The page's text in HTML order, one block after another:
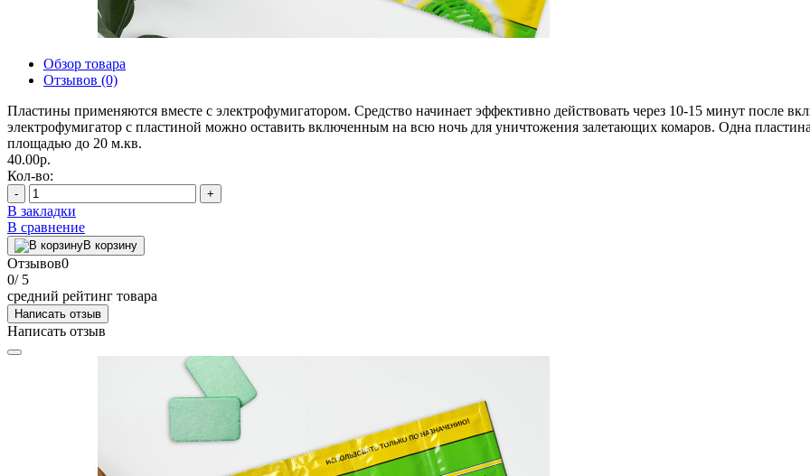
Обзор товара
Отзывов (0)
Пластины применяются вместе с электрофумигатором. Средство начинает эффективно действовать через 10-15 минут после
электрофумигатор с плаcтиной можно оставить включенным на всю ночь для уничтожения залетающих комаров. Одна
площадью до 20 м.кв.
40.00р.
Кол-во:
- +
В закладки
В сравнение
В корзину
Отзывов0
0/ 5
средний рейтинг товара
Написать отзыв
Написать отзыв